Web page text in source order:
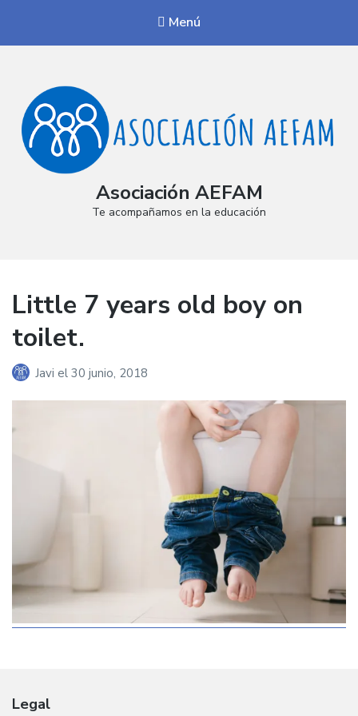
Menú
Asociación AEFAM
Te acompañamos en la educación
Little 7 years old boy on
toilet.
Javi el 30 junio, 2018
Legal